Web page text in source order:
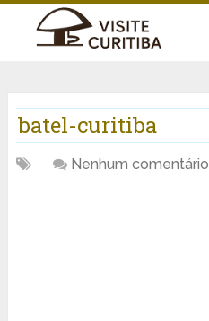
batel-curitiba
Nenhum comentário